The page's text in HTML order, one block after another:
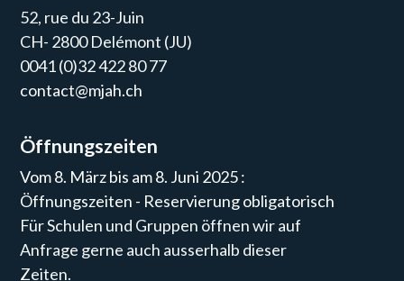
52, rue du 23-Juin
CH- 2800 Delémont (JU)
0041 (0)32 422 80 77
contact@mjah.ch
Öffnungszeiten
Vom 8. März bis am 8. Juni 2025 :
Öffnungszeiten - Reservierung obligatorisch
Für Schulen und Gruppen öffnen wir auf
Anfrage gerne auch ausserhalb dieser
Zeiten.